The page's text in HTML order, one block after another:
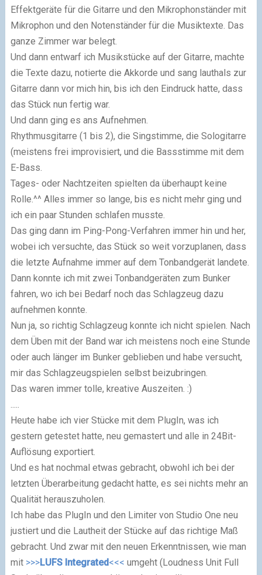
Effektgeräte für die Gitarre und den Mikrophonständer mit
Mikrophon und den Notenständer für die Musiktexte. Das
ganze Zimmer war belegt.
Und dann entwarf ich Musikstücke auf der Gitarre, machte
die Texte dazu, notierte die Akkorde und sang lauthals zur
Gitarre dann vor mich hin, bis ich den Eindruck hatte, dass
das Stück nun fertig war.
Und dann ging es ans Aufnehmen.
Rhythmusgitarre (1 bis 2), die Singstimme, die Sologitarre
(meistens frei improvisiert, und die Bassstimme mit dem
E-Bass.
Tages- oder Nachtzeiten spielten da überhaupt keine
Rolle.^^ Alles immer so lange, bis es nicht mehr ging und
ich ein paar Stunden schlafen musste.
Das ging dann im Ping-Pong-Verfahren immer hin und her,
wobei ich versuchte, das Stück so weit vorzuplanen, dass
die letzte Aufnahme immer auf dem Tonbandgerät lan­dete.
Dann konnte ich mit zwei Tonbandgeräten zum Bunker
fahren, wo ich bei Bedarf noch das Schlagzeug dazu
aufnehmen konnte.
Nun ja, so richtig Schlagzeug konnte ich nicht spielen. Nach
dem Üben mit der Band war ich meistens noch eine Stunde
oder auch länger im Bunker geblieben und habe ver­sucht,
mir das Schlagzeugspielen selbst beizubringen.
Das waren immer tolle, kreative Auszeiten. :)
.....
Heute habe ich vier Stücke mit dem PlugIn, was ich
gestern getestet hatte, neu ge­ma­stert und alle in 24Bit-
Auflösung exportiert.
Und es hat nochmal etwas gebracht, obwohl ich bei der
letzten Überarbeitung gedacht hatte, es sei nichts mehr an
Qualität herauszuholen.
Ich habe das PlugIn und den Limiter von Studio One neu
justiert und die Lautheit der Stücke auf das richtige Maß
gebracht. Und zwar mit den neuen Erkenntnissen, wie man
mit >>>LUFS Integrated<<< umgeht (Loudness Unit Full